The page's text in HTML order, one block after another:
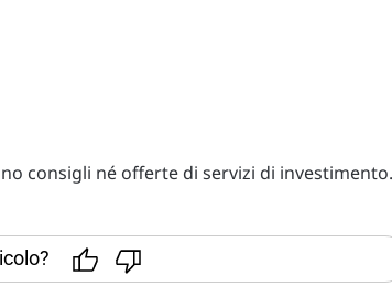
consigli né offerte di servizi di investimento.